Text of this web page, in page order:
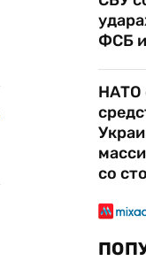
ФСБ
НАТО
со